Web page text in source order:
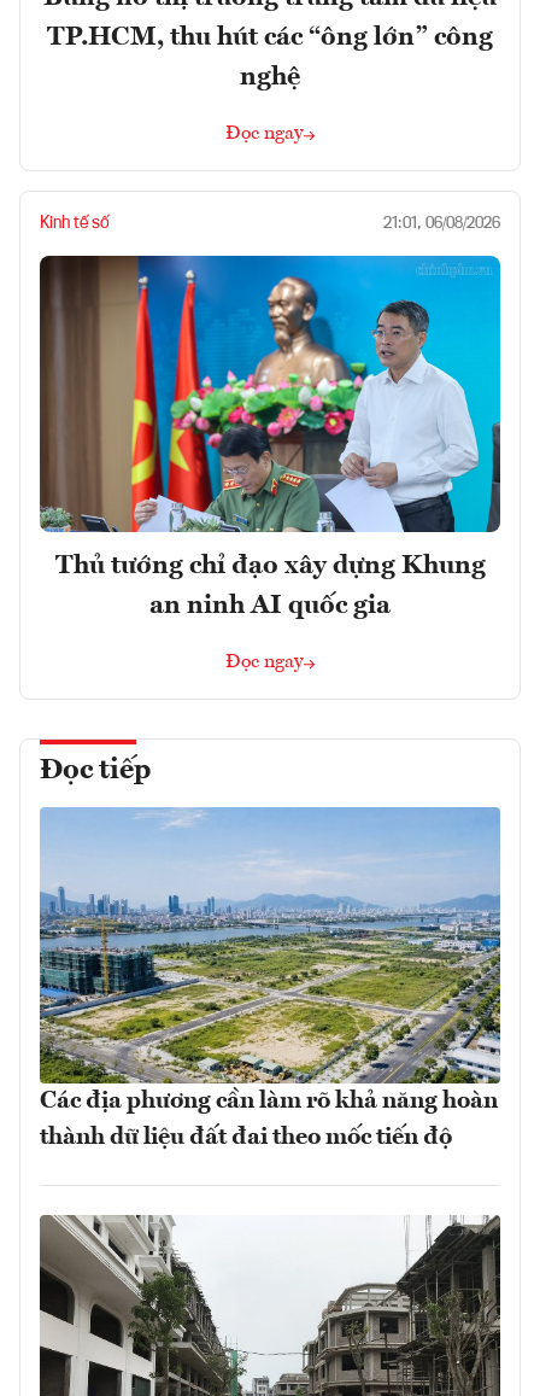
TP.HCM, thu hút các “ông lớn” công
nghệ
Đọc ngay
Kinh tế số 21:01, 06/08/2026
Thủ tướng chỉ đạo xây dựng Khung
an ninh AI quốc gia
Đọc ngay
Đọc tiếp
Các địa phương cần làm rõ khả năng hoàn
thành dữ liệu đất đai theo mốc tiến độ